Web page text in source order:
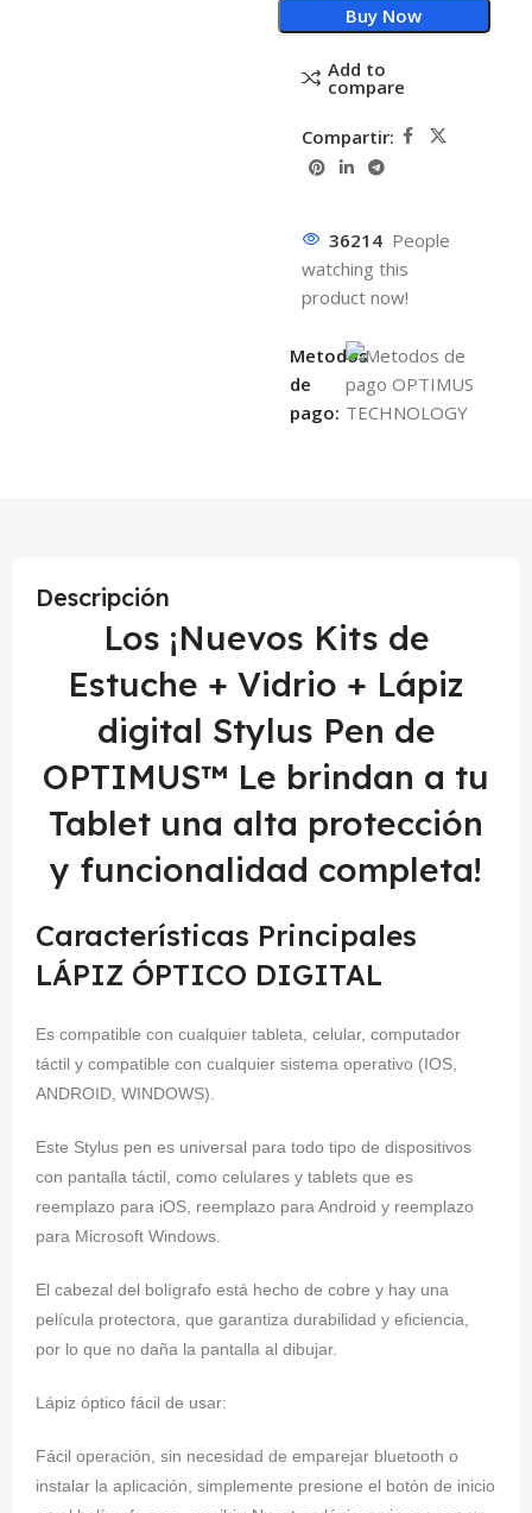
Buy Now
Add to
compare
Compartir:
36214 People
watching this
product now!
Metodos
de
pago:
Descripción
Los ¡Nuevos Kits de
Estuche + Vidrio + Lápiz
digital Stylus Pen de
OPTIMUS™ Le brindan a tu
Tablet una alta protección
y funcionalidad completa!
Características Principales
LÁPIZ ÓPTICO DIGITAL
Es compatible con cualquier tableta, celular, computador
táctil y compatible con cualquier sistema operativo (IOS,
ANDROID, WINDOWS).
Este Stylus pen es universal para todo tipo de dispositivos
con pantalla táctil, como celulares y tablets que es
reemplazo para iOS, reemplazo para Android y reemplazo
para Microsoft Windows.
El cabezal del bolígrafo está hecho de cobre y hay una
película protectora, que garantiza durabilidad y eficiencia,
por lo que no daña la pantalla al dibujar.
Lápiz óptico fácil de usar:
Fácil operación, sin necesidad de emparejar bluetooth o
instalar la aplicación, simplemente presione el botón de inicio